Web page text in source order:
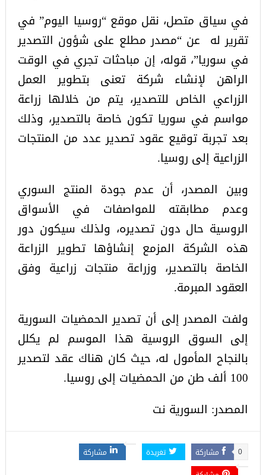
في سياق متصل، نقل موقع “روسيا اليوم” في
تقرير له عن “مصدر مطلع على شؤون التصدير
في سوريا”، قوله، إن مباحثات تجري في الوقت
الراهن لإنشاء شركة تعنى بتطوير العمل
الزراعي الخاص للتصدير، يتم من خلالها زراعة
مواسم في سوريا تكون خاصة بالتصدير، وذلك
بعد تجربة توقيع عقود تصدير عدد من المنتجات
الزراعية إلى روسيا.
وبين المصدر، أن عدم جودة المنتج السوري
وعدم مطابقته للمواصفات في الأسواق
الروسية حال دون تصديره، ولذلك سيكون دور
هذه الشركة المزمع إنشاؤها تطوير الزراعة
الخاصة بالتصدير، وزراعة منتجات زراعية وفق
العقود المبرمة.
ولفت المصدر إلى أن تصدير الحمضيات السورية
إلى السوق الروسية هذا الموسم لم يكلل
بالنجاح المأمول له، حيث كان هناك عقد لتصدير
100 ألف طن من الحمضيات إلى روسيا.
المصدر: السورية نت
مشاركة 0 تغريدة
مشاركة